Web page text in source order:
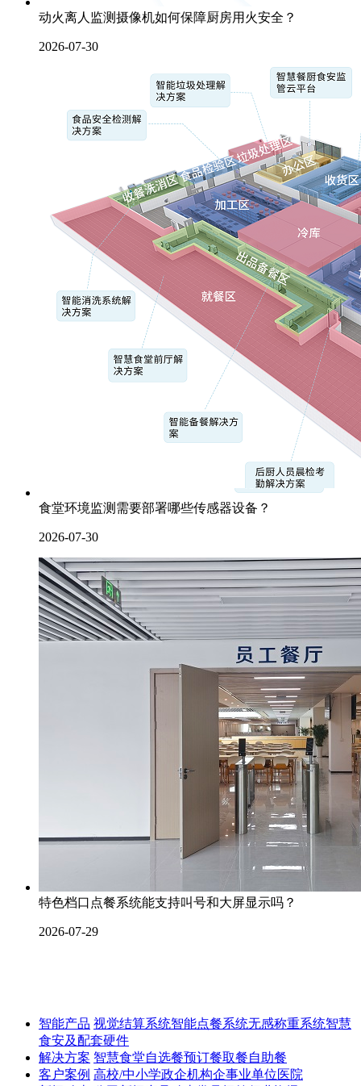
动火离人监测摄像机如何保障厨房用火安全？
2026-07-30
食堂环境监测需要部署哪些传感器设备？
2026-07-30
特色档口点餐系统能支持叫号和大屏显示吗？
2026-07-29
智能产品 视觉结算系统智能点餐系统无感称重系统智慧
食安及配套硬件
解决方案 智慧食堂自选餐预订餐取餐自助餐
客户案例 高校/中小学政企机构企事业单位医院